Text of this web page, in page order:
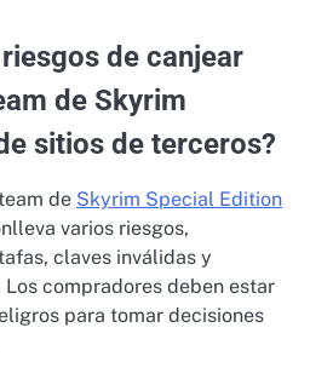
de canjear
de Skyrim
sitios de terceros?
de Skyrim Special Edition
varios riesgos,
claves inválidas y
Los compradores deben estar
para tomar decisiones